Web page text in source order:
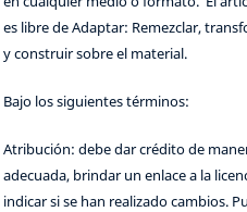
es libre de Adaptar: Remezclar,
y construir sobre el material.
Bajo los siguientes términos:
Atribución: debe dar crédito de
adecuada, brindar un enlace a la
indicar si se han realizado cambios.